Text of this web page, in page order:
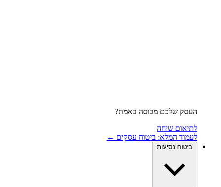
העסק שלכם מכוסה באמת?
לתיאום שיחה
לעמוד המלא: ביטוח עסקים ←
ביטוח נסיעות